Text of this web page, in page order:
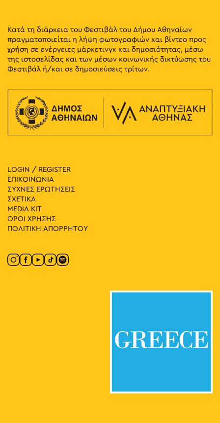
Κατά τη διάρκεια του Φεστιβάλ του Δήμου Αθηναίων
πραγματοποιείται η λήψη φωτογραφιών και βίντεο προς
χρήση σε ενέργειες μάρκετινγκ και δημοσιότητας, μέσω
της ιστοσελίδας και των μέσων κοινωνικής δικτύωσης του
Φεστιβάλ ή/και σε δημοσιεύσεις τρίτων.
LOGIN / REGISTER
ΕΠΙΚΟΙΝΩΝΙΑ
ΣΥΧΝΕΣ ΕΡΩΤΗΣΕΙΣ
ΣΧΕΤΙΚΑ
MEDIA ΚIT
ΟΡΟΙ ΧΡΗΣΗΣ
ΠΟΛΙΤΙΚΗ ΑΠΟΡΡΗΤΟΥ